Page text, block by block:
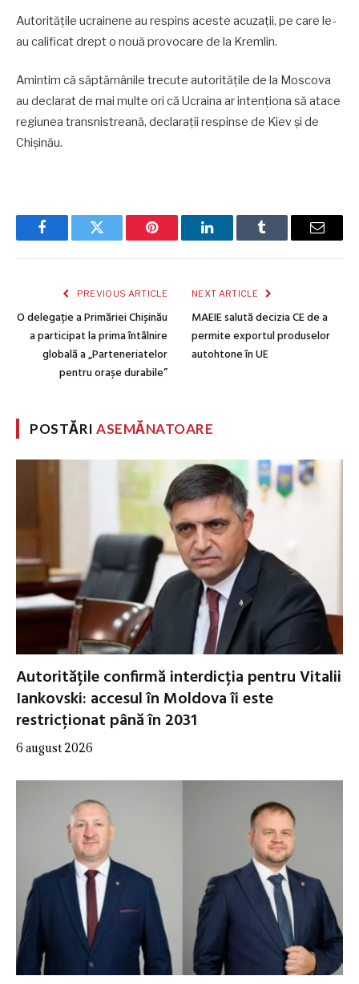
Autoritățile ucrainene au respins aceste acuzații, pe care le-
au calificat drept o nouă provocare de la Kremlin.
Amintim că săptămânile trecute autoritățile de la Moscova
au declarat de mai multe ori că Ucraina ar intenționa să atace
regiunea transnistreană, declarații respinse de Kiev și de
Chișinău.
FacebookTwitter Pinterest LinkedInTumblr Email
PREVIOUS ARTICLE
O delegație a Primăriei Chișinău
a participat la prima întâlnire
globală a „Parteneriatelor
pentru orașe durabile”
NEXT ARTICLE
MAEIE salută decizia CE de a
permite exportul produselor
autohtone în UE
POSTĂRIASEMĂNATOARE
Autoritățile confirmă interdicția pentru Vitalii
Iankovski: accesul în Moldova îi este
restricționat până în 2031
6 august 2026